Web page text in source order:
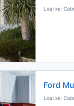
Loại xe:
Ford
Loại xe: